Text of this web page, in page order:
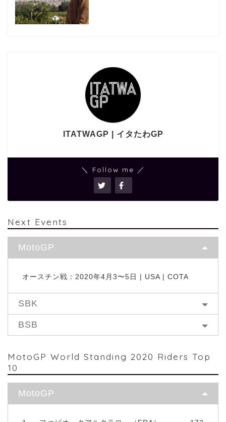
ITATWAGP | イタたわGP
＼ Follow me ／
Next Events
MotoGP
オースチン戦：2020年4月3〜5日 | USA | COTA
SBK
BSB
MotoGP World Standing 2020 Riders Top
10
MotoGP